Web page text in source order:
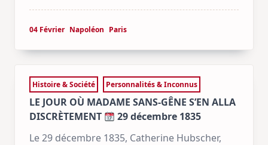
04 Février Napoléon Paris
Histoire & Société Personnalités & Inconnus
LE JOUR OÙ MADAME SANS-GÊNE S’EN ALLA
DISCRÈTEMENT
29 décembre 1835
Le 29 décembre 1835, Catherine Hubscher,